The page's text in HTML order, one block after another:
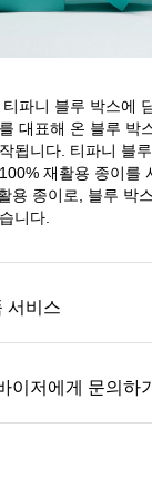
파니 블루 박스에
대표해 온 블루 박
됩니다. 티파니 블
재활용 종이를
용 종이로, 블루 박
니다.
서비스
이저에게 문의하